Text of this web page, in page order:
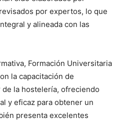
por expertos, lo que
y alineada con las
Formación Universitaria
la capacitación de
la hostelería, ofreciendo
y eficaz para obtener un
presenta excelentes